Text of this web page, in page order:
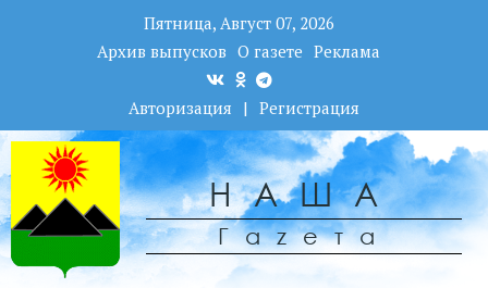
Пятница, Август 07, 2026
Архив выпусков О газете Реклама
Авторизация | Регистрация
НАША
Гаzета